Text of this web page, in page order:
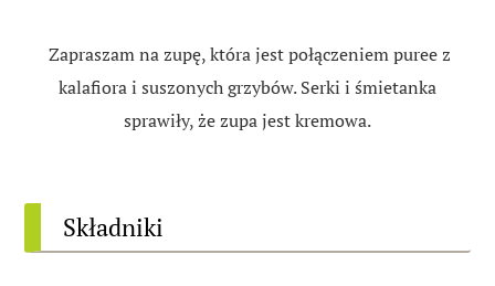
Zapraszam na zupę, która jest połączeniem puree z
kalafiora i suszonych grzybów. Serki i śmietanka
sprawiły, że zupa jest kremowa.
Składniki